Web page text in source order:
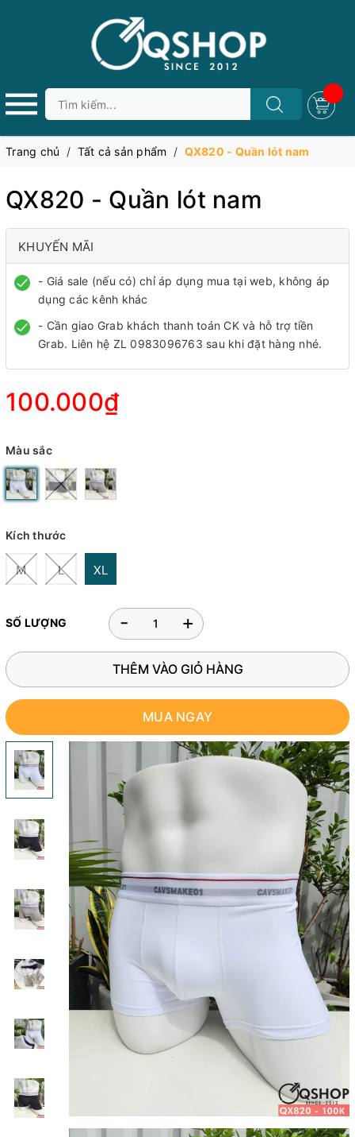
Trang chủ / Tất cả sản phẩm / QX820 - Quần lót nam
QX820 - Quần lót nam
KHUYẾN MÃI
- Giá sale (nếu có) chỉ áp dụng mua tại web, không áp
dụng các kênh khác
- Cần giao Grab khách thanh toán CK và hỗ trợ tiền
Grab. Liên hệ ZL 0983096763 sau khi đặt hàng nhé.
100.000₫
Màu sắc
Kích thước
M L XL
SỐ LƯỢNG +
-
THÊM VÀO GIỎ HÀNG
MUA NGAY